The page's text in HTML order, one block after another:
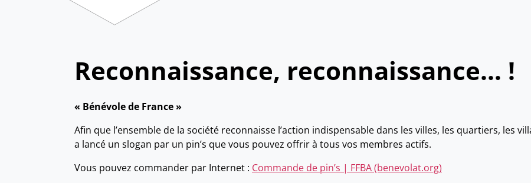
Reconnaissance, reconnaissance… !
« Bénévole de France »
Afin que l’ensemble de la société reconnaisse l’action indispensable dans les villes, les quartiers, les
a lancé un slogan par un pin’s que vous pouvez offrir à tous vos membres actifs.
Vous pouvez commander par Internet : Commande de pin’s | FFBA (benevolat.org)